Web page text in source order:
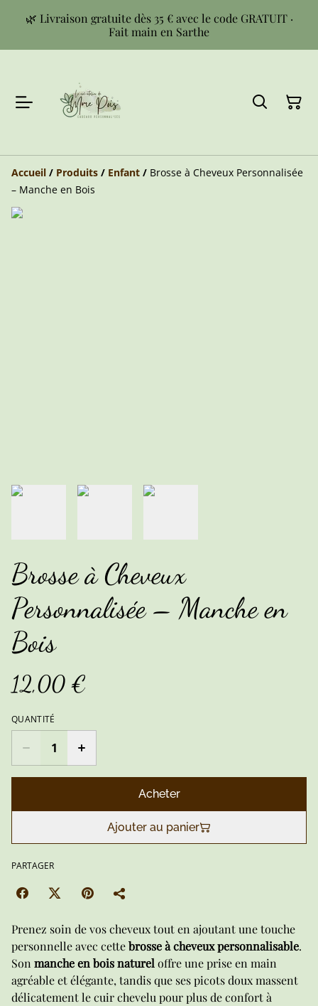
🌿 Livraison gratuite dès 35 € avec le code GRATUIT ·
Fait main en Sarthe
Accueil / Produits / Enfant / Brosse à Cheveux Personnalisée
– Manche en Bois
Brosse à Cheveux
Personnalisée – Manche en
Bois
12,00 €
QUANTITÉ
Acheter
Ajouter au panier
PARTAGER
Prenez soin de vos cheveux tout en ajoutant une touche
personnelle avec cettebrosse à cheveux personnalisable.
Son manche en bois naturel offre une prise en main
agréable et élégante, tandis que ses picots doux massent
délicatement le cuir chevelu pour plus de confort à